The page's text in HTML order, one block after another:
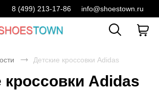
8 (499) 213-17-86 info@shoestown.ru
Детские кроссовки Adidas
кроссовки Adidas